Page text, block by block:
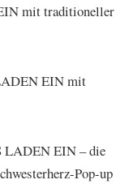
mit traditioneller
EIN mit
LADEN EIN – die
Pop-up